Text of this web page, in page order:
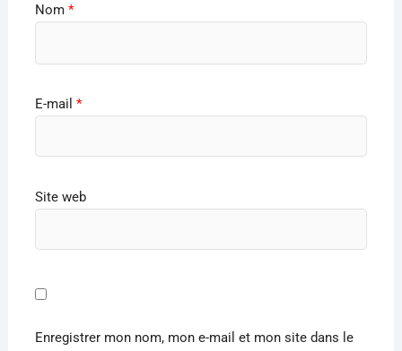
Nom *
E-mail *
Site web
Enregistrer mon nom, mon e-mail et mon site dans le